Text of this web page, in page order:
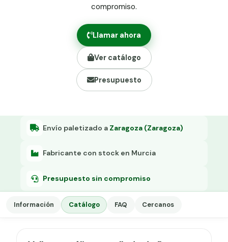
Abrazadera PVC malla H.
Grapa malla H.
Grapadora
Tensor galvanizado
compromiso.
Llamar ahora
Ver catálogo
Presupuesto
Envío paletizado a Zaragoza (Zaragoza)
Fabricante con stock en Murcia
Presupuesto sin compromiso
Información Catálogo FAQ Cercanos